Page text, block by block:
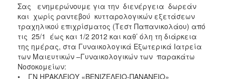
ΠΟΛΙΤΙΣΜΟΣ
ΑΝΘΕΚΤΙΚΗ
ΠΟΛΗ
Σας ενημερώνουμε για την διενέργεια δωρεάν
και χωρίς ραντεβού κυτταρολογικών εξετάσεων
τραχηλικού επιχρίσματος (Τεστ Παπανικολάου) από
τις 25/1 έως και 1/2 2012 και καθ’ όλη τη διάρκεια
της ημέρας, στα Γυναικολογικά Εξωτερικά Ιατρεία
των Μαιευτικών –Γυναικολογικών των παρακάτω
Νοσοκομείων:
• ΓΝ ΗΡΑΚΛΕΙΟΥ «ΒΕΝΙΖΕΛΕΙΟ-ΠΑΝΑΝΕΙΟ»